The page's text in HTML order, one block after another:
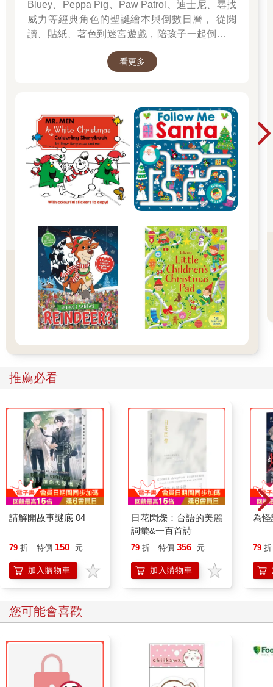
Bluey、Peppa Pig、Paw Patrol、迪士尼、尋找
威力等經典角色的聖誕繪本與倒數日曆， 從閱
讀、貼紙、著色到迷宮遊戲，陪孩子一起倒數歡
滿的驚喜與節慶溫度， Read it, Play it, Feel the
看更多
推薦必看
請解開故事謎底 04
79 折 特價 150 元
加入購物車
日花閃爍：台語的美麗
詞彙&一百首詩
79 折 特價 356 元
加入購物車
為怪
79 折
您可能會喜歡